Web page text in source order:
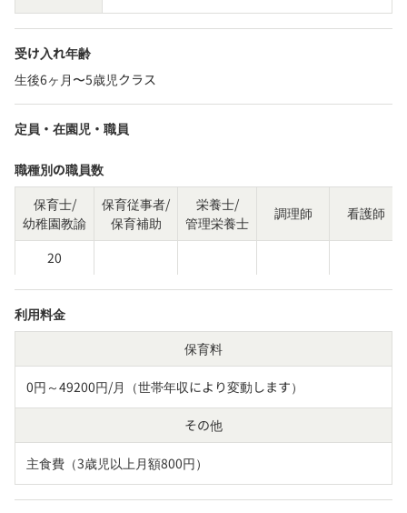
受け入れ年齢
生後6ヶ月〜5歳児クラス
定員・在園児・職員
職種別の職員数
保育士/
幼稚園教諭
保育従事者/
保育補助
栄養士/
管理栄養士
調理師 看護師
20
利用料金
保育料
0円～49200円/月（世帯年収により変動します）
その他
主食費（3歳児以上月額800円）